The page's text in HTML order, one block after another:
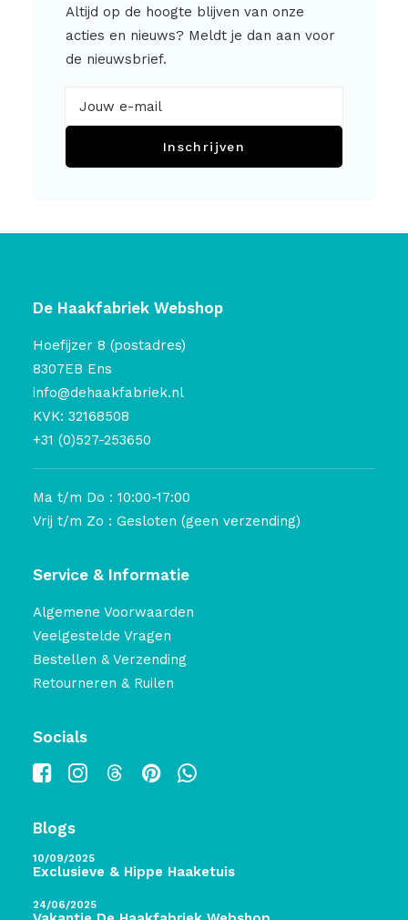
Altijd op de hoogte blijven van onze
acties en nieuws? Meldt je dan aan voor
de nieuwsbrief.
Inschrijven
De Haakfabriek Webshop
Hoefijzer 8 (postadres)
8307EB Ens
info@dehaakfabriek.nl
KVK: 32168508
+31 (0)527-253650
Ma t/m Do : 10:00-17:00
Vrij t/m Zo : Gesloten (geen verzending)
Service & Informatie
Algemene Voorwaarden
Veelgestelde Vragen
Bestellen & Verzending
Retourneren & Ruilen
Socials
Blogs
10/09/2025
Exclusieve & Hippe Haaketuis
24/06/2025